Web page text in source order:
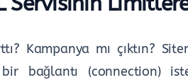
Kampanya mı çıktın?
bir bağlantı (connection)